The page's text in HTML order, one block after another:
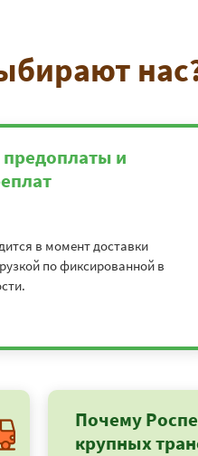
предоплаты и
в момент доставки
по фиксированной в
Почему
крупных